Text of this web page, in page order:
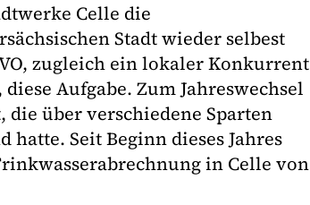
Celle die
Stadt wieder selbest
zugleich ein lokaler Konkurrent
Aufgabe. Zum Jahreswechsel
über verschiedene Sparten
hatte. Seit Beginn dieses Jahres
in Celle von